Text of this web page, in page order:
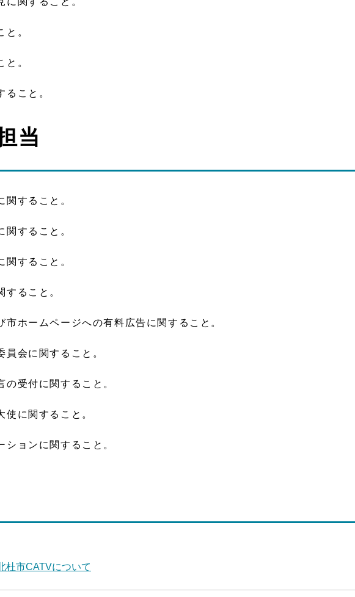
と。
と。
ること。
当
関すること。
関すること。
関すること。
すること。
市ホームページへの有料広告に関すること。
員会に関すること。
の受付に関すること。
使に関すること。
ションに関すること。
杜市CATVについて